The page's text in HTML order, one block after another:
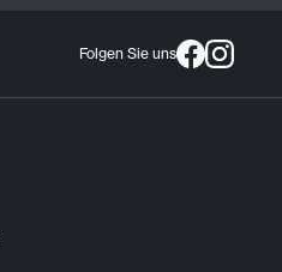
Folgen Sie uns